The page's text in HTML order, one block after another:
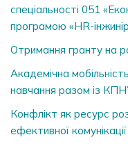
спеціальності 051
програмою «HR-
Отримання гранту на
Академічна
навчання разом із
Конфлікт як ресурс
ефективної